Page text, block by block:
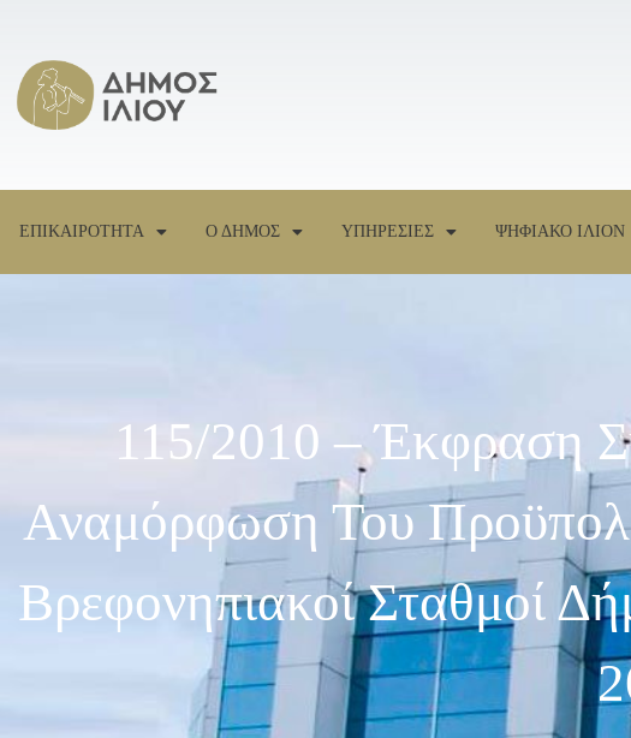
ΕΠΙΚΑΙΡΟΤΗΤΑ Ο ΔΗΜΟΣ ΥΠΗΡΕΣΙΕΣ ΨΗΦΙΑΚΟ ΙΛΙΟΝ
115/2010 – Έκφραση
Αναμόρφωση Του
Βρεφονηπιακοί Σταθμοί